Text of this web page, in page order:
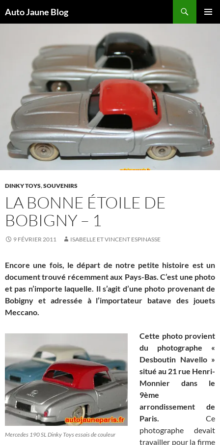
Auto Jaune Blog
DINKY TOYS,SOUVENIRS
LA BONNE ÉTOILE DE
BOBIGNY – 1
9 FÉVRIER 2011 ISABELLE ET VINCENT ESPINASSE
Encore une fois, le départ de notre petite histoire est un
document trouvé récemment aux Pays-Bas. C’est une photo
et pas n’importe laquelle. Il s’agit d’une photo provenant de
Bobigny et adressée à l’importateur batave des jouets
Meccano.
Mercedes 190 SL Dinky Toys essais de couleur
Cette photo provient
du photographe «
Desboutin Navello »
situé au 21 rue Henri-
Monnier dans le
9ème
arrondissement de
Paris. Ce
photographe devait
travailler pour la firme